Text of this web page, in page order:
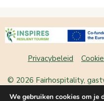
Privacybeleid
© 2026 Fairhospitality,
We gebruiken cookies om je